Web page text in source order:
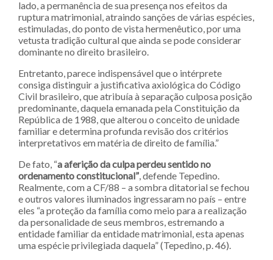
lado, a permanência de sua presença nos efeitos da
ruptura matrimonial, atraindo sanções de várias espécies,
estimuladas, do ponto de vista hermenêutico, por uma
vetusta tradição cultural que ainda se pode considerar
dominante no direito brasileiro.
Entretanto, parece indispensável que o intérprete
consiga distinguir a justificativa axiológica do Código
Civil brasileiro, que atribuía à separação culposa posição
predominante, daquela emanada pela Constituição da
República de 1988, que alterou o conceito de unidade
familiar e determina profunda revisão dos critérios
interpretativos em matéria de direito de família.”
De fato, “a aferição da culpa perdeu sentido no
ordenamento constitucional”, defende Tepedino.
Realmente, com a CF/88 – a sombra ditatorial se fechou
e outros valores iluminados ingressaram no país – entre
eles “a proteção da família como meio para a realização
da personalidade de seus membros, estremando a
entidade familiar da entidade matrimonial, esta apenas
uma espécie privilegiada daquela” (Tepedino, p. 46).